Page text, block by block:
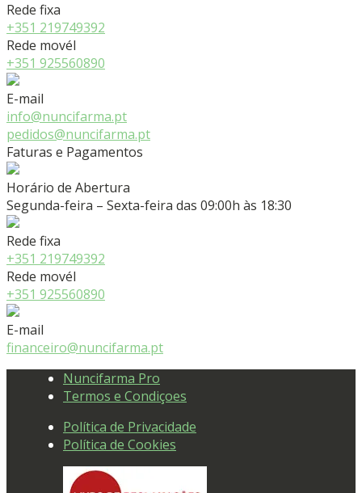
Rede fixa
+351 219749392
Rede movél
+351 925560890
E-mail
info@nuncifarma.pt
pedidos@nuncifarma.pt
Faturas e Pagamentos
Horário de Abertura
Segunda-feira – Sexta-feira das 09:00h às 18:30
Rede fixa
+351 219749392
Rede movél
+351 925560890
E-mail
financeiro@nuncifarma.pt
Nuncifarma Pro
Termos e Condiçoes
Política de Privacidade
Política de Cookies